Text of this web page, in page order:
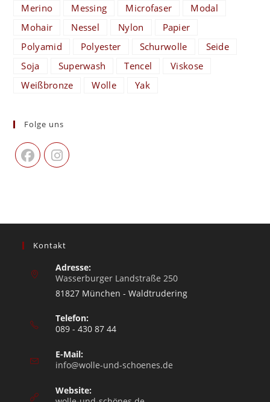
Merino
Messing Microfaser
Modal
Mohair
Nessel Nylon
Papier
Polyamid
Polyester Schurwolle
Seide
Soja
Superwash Tencel
Viskose
Weißbronze
Wolle Yak
Folge uns
Kontakt
Adresse:
Wasserburger Landstraße 250
81827 München - Waldtrudering
Telefon:
089 - 430 87 44
E-Mail:
info@wolle-und-schoenes.de
Website: